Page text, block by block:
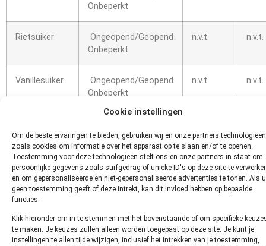
Cookie instellingen
Om de beste ervaringen te bieden, gebruiken wij en onze partners technologieën
zoals cookies om informatie over het apparaat op te slaan en/of te openen.
Toestemming voor deze technologieën stelt ons en onze partners in staat om
persoonlijke gegevens zoals surfgedrag of unieke ID's op deze site te
en om gepersonaliseerde en niet-gepersonaliseerde advertenties te tonen. Als u
geen toestemming geeft of deze intrekt, kan dit invloed hebben op bepaalde
functies.
Klik hieronder om in te stemmen met het bovenstaande of om specifieke
te maken. Je keuzes zullen alleen worden toegepast op deze site. Je kunt je
instellingen te allen tijde wijzigen, inclusief het intrekken van je toestemming,
Onbeperkt
Rietsuiker
Ongeopend/Geopend
Onbeperkt
n.v.t. n.v.t.
Vanillesuiker
Ongeopend/Geopend
Onbeperkt
n.v.t. n.v.t.
Hoe kun
je